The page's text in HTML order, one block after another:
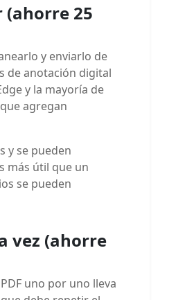
25
y enviarlo de
de anotación digital
y la mayoría de
agregan
y se pueden
más útil que un
se pueden
vez (ahorre
uno por uno lleva